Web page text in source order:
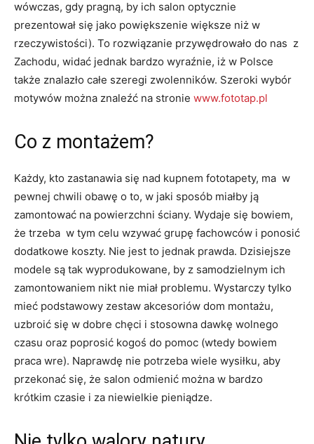
wówczas, gdy pragną, by ich salon optycznie
prezentował się jako powiększenie większe niż w
rzeczywistości). To rozwiązanie przywędrowało do nas z
Zachodu, widać jednak bardzo wyraźnie, iż w Polsce
także znalazło całe szeregi zwolenników. Szeroki wybór
motywów można znaleźć na stronie www.fototap.pl
Co z montażem?
Każdy, kto zastanawia się nad kupnem fototapety, ma w
pewnej chwili obawę o to, w jaki sposób miałby ją
zamontować na powierzchni ściany. Wydaje się bowiem,
że trzeba w tym celu wzywać grupę fachowców i ponosić
dodatkowe koszty. Nie jest to jednak prawda. Dzisiejsze
modele są tak wyprodukowane, by z samodzielnym ich
zamontowaniem nikt nie miał problemu. Wystarczy tylko
mieć podstawowy zestaw akcesoriów dom montażu,
uzbroić się w dobre chęci i stosowna dawkę wolnego
czasu oraz poprosić kogoś do pomoc (wtedy bowiem
praca wre). Naprawdę nie potrzeba wiele wysiłku, aby
przekonać się, że salon odmienić można w bardzo
krótkim czasie i za niewielkie pieniądze.